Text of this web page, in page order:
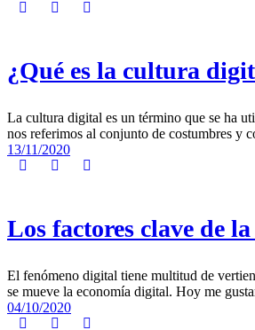
¿Qué es la cultura
La cultura digital es un término que se ha
nos referimos al conjunto de costumbres y
13/11/2020
Los factores clave de
El fenómeno digital tiene multitud de
se mueve la economía digital. Hoy me
04/10/2020